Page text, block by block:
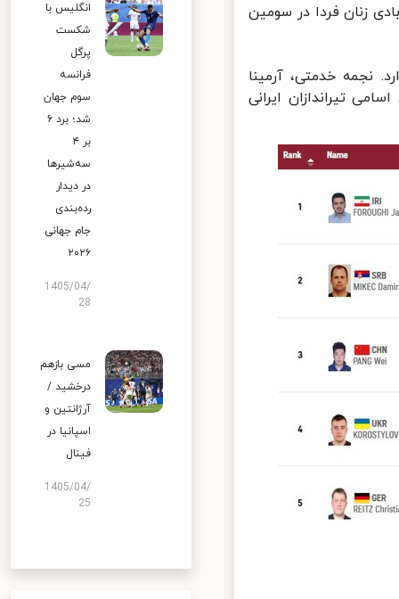
زنان فردا در سومین
نجمه خدمتی، آرمینا
تیراندازان ایرانی
انگلیس با
شکست
پرگل
فرانسه
سوم جهان
شد؛ برد ۶
بر ۴
سه‌شیرها
در دیدار
رده‌بندی
جام جهانی
۲۰۲۶
1405/04/
28
مسی بازهم
درخشید /
آرژانتین و
اسپانیا در
فینال
1405/04/
25